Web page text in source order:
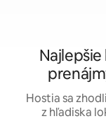
Hostia sa
z hľadiska